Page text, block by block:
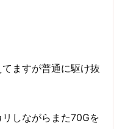
ますが普通に駆け抜
しながらまた70Gを